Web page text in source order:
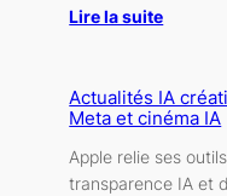
Lire la suite
Actualités IA
Meta et cinéma IA
Apple relie ses
transparence IA et